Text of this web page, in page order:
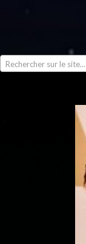
Rechercher sur le site...